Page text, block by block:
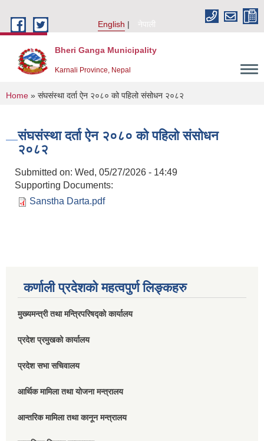
English
नेपाली
Bheri Ganga Municipality
Karnali Province, Nepal
You are here
Home » संघसंस्था दर्ता ऐन २०८० को पहिलो संसोधन २०८२
संघसंस्था दर्ता ऐन २०८० को पहिलो संसोधन
२०८२
Submitted on: Wed, 05/27/2026 - 14:49
Supporting Documents:
Sanstha Darta.pdf
कर्णाली प्रदेशको महत्वपुर्ण लिङ्कहरु
मुख्यमन्त्री तथा मन्त्रिपरिषद्को कार्यालय
प्रदेश प्रमुखको कार्यालय
प्रदेश सभा सचिवालय
आर्थिक मामिला तथा योजना मन्त्रालय
आन्तरिक मामिला तथा कानून मन्त्रालय